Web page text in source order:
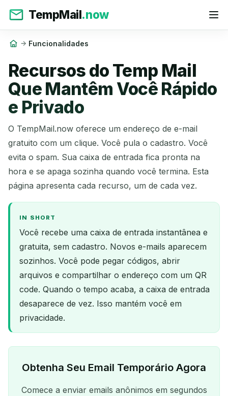
TempMail.now
Funcionalidades
Recursos do Temp Mail
Que Mantêm Você Rápido
e Privado
O TempMail.now oferece um endereço de e-mail
gratuito com um clique. Você pula o cadastro. Você
evita o spam. Sua caixa de entrada fica pronta na
hora e se apaga sozinha quando você termina. Esta
página apresenta cada recurso, um de cada vez.
IN SHORT
Você recebe uma caixa de entrada instantânea e
gratuita, sem cadastro. Novos e-mails aparecem
sozinhos. Você pode pegar códigos, abrir
arquivos e compartilhar o endereço com um QR
code. Quando o tempo acaba, a caixa de entrada
desaparece de vez. Isso mantém você em
privacidade.
Obtenha Seu Email Temporário Agora
Comece a enviar emails anônimos em segundos